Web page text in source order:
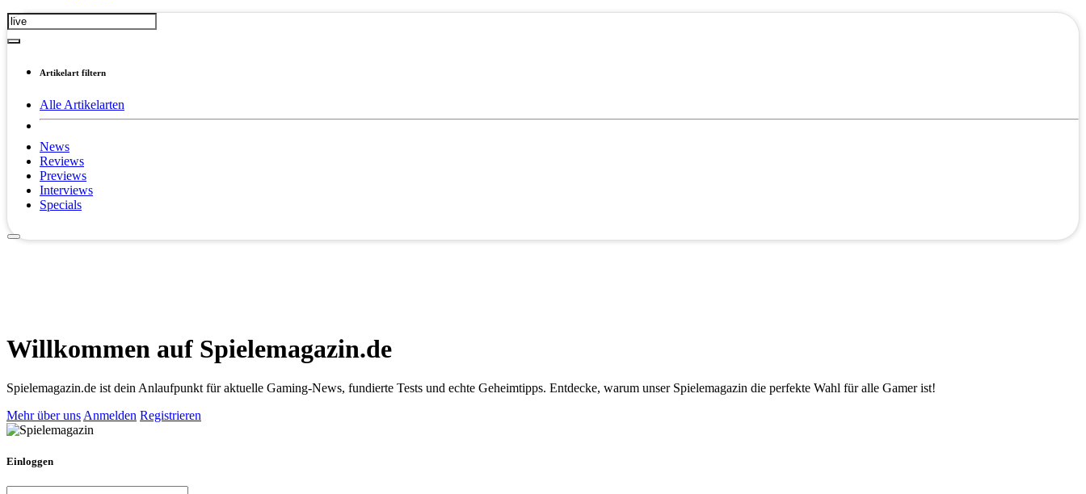
Artikelart filtern
Alle Artikelarten
News
Reviews
Previews
Interviews
Specials
Willkommen auf Spielemagazin.de
Spielemagazin.de ist dein Anlaufpunkt für aktuelle Gaming-News, fundierte Tests und echte Geheimtipps. Entdecke, warum unser Spielemagazin die perfekte Wahl für alle Gamer ist!
Mehr über uns Anmelden Registrieren
Einloggen